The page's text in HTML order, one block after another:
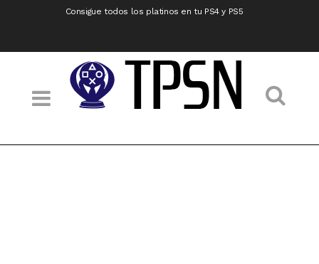
Consigue todos los platinos en tu PS4 y PS5